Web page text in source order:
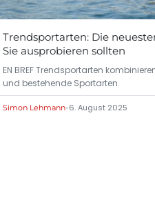
Trendsportarten: Die
Sie ausprobieren sollten
EN BREF Trendsportarten
und bestehende Sportarten.
Simon Lehmann•6. August 2025